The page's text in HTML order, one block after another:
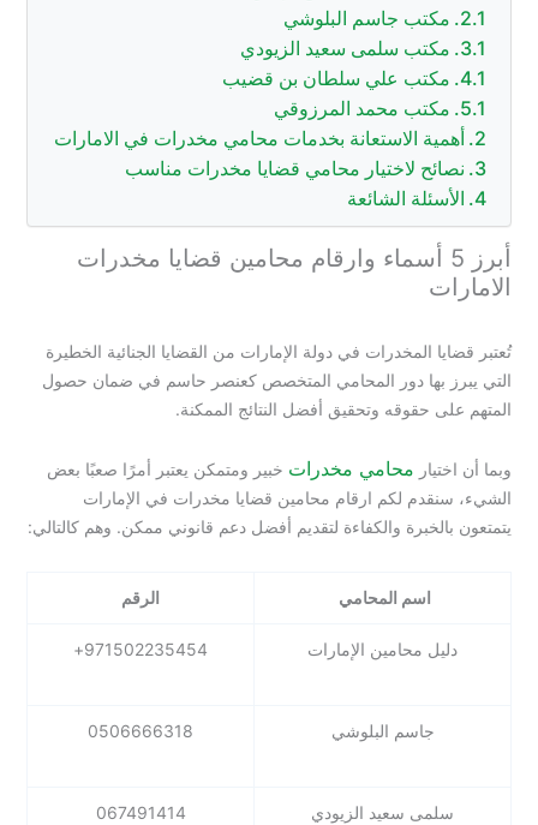
مكتب جاسم البلوشي
مكتب سلمى سعيد الزيودي
مكتب علي سلطان بن قضيب
مكتب محمد المرزوقي
أهمية الاستعانة بخدمات محامي مخدرات في الامارات
نصائح لاختيار محامي قضايا مخدرات مناسب
الأسئلة الشائعة
أبرز 5 أسماء وارقام محامين قضايا مخدرات
الامارات
تُعتبر قضايا المخدرات في دولة الإمارات من القضايا الجنائية الخطيرة
التي يبرز بها دور المحامي المتخصص كعنصر حاسم في ضمان حصول
المتهم على حقوقه وتحقيق أفضل النتائج الممكنة.
وبما أن اختيار محامي مخدرات خبير ومتمكن يعتبر أمرًا صعبًا بعض
الشيء، سنقدم لكم ارقام محامين قضايا مخدرات في الإمارات
يتمتعون بالخبرة والكفاءة لتقديم أفضل دعم قانوني ممكن. وهم كالتالي:
اسم المحامي الرقم
دليل محامين الإمارات 971502235454+
جاسم البلوشي 0506666318
سلمى سعيد الزيودي 067491414